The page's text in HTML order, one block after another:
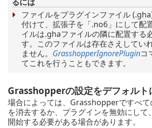
ファイルをプラグインファイル
付けて、拡張子を「.no6」にして配
イルは.ghaファイルの隣に配置する
す。このファイルは存在さえしてい
ません。 GrasshopperIgnorePluginコ
てこれを行うこともできます。
Grasshopperの設定をデフォルト
場合によっては、Grasshopperですべて
を消去するか、プラグインを無効にして
開始する必要がある場合があります。